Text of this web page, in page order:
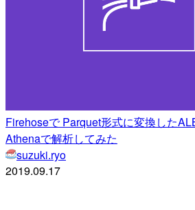
Firehoseで Parquet形式に変換した
Athenaで解析してみた
suzuki.ryo
2019.09.17